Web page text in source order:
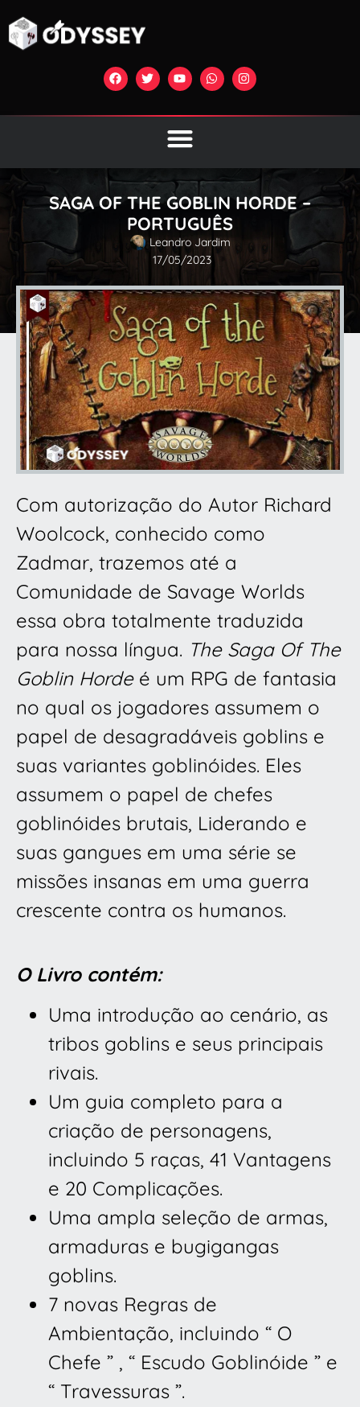
SAGA OF THE GOBLIN HORDE –
PORTUGUÊS
Leandro Jardim
17/05/2023
Com autorização do Autor Richard
Woolcock, conhecido como
Zadmar, trazemos até a
Comunidade de Savage Worlds
essa obra totalmente traduzida
para nossa língua. The Saga Of The
Goblin Hordeé um RPG de fantasia
no qual os jogadores assumem o
papel de desagradáveis goblins e
suas variantes goblinóides. Eles
assumem o papel de chefes
goblinóides brutais, Liderando e
suas gangues em uma série se
missões insanas em uma guerra
crescente contra os humanos.
O Livro contém:
Uma introdução ao cenário, as
tribos goblins e seus principais
rivais.
Um guia completo para a
criação de personagens,
incluindo 5 raças, 41 Vantagens
e 20 Complicações.
Uma ampla seleção de armas,
armaduras e bugigangas
goblins.
7 novas Regras de
Ambientação, incluindo “ O
Chefe ” , “ Escudo Goblinóide ” e
“ Travessuras ”.